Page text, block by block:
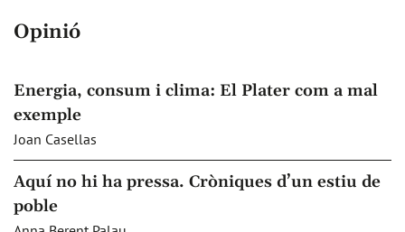
Opinió
Energia, consum i clima: El Plater com a mal
exemple
Joan Casellas
Aquí no hi ha pressa. Cròniques d’un estiu de
poble